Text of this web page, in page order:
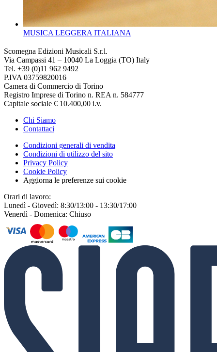
MUSICA LEGGERA ITALIANA
Scomegna Edizioni Musicali S.r.l.
Via Campassi 41 – 10040 La Loggia (TO) Italy
Tel. +39 (0)11 962 9492
P.IVA 03759820016
Camera di Commercio di Torino
Registro Imprese di Torino n. REA n. 584777
Capitale sociale € 10.400,00 i.v.
Chi Siamo
Contattaci
Condizioni generali di vendita
Condizioni di utilizzo del sito
Privacy Policy
Cookie Policy
Aggiorna le preferenze sui cookie
Orari di lavoro:
Lunedì - Giovedì: 8:30/13:00 - 13:30/17:00
Venerdì - Domenica: Chiuso